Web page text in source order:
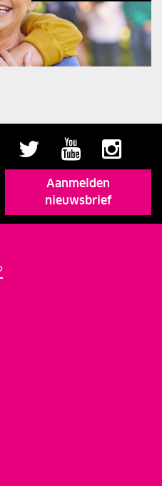
ons op
ons op
Volg ons
Volg
Aanmelden
nieuwsbrief